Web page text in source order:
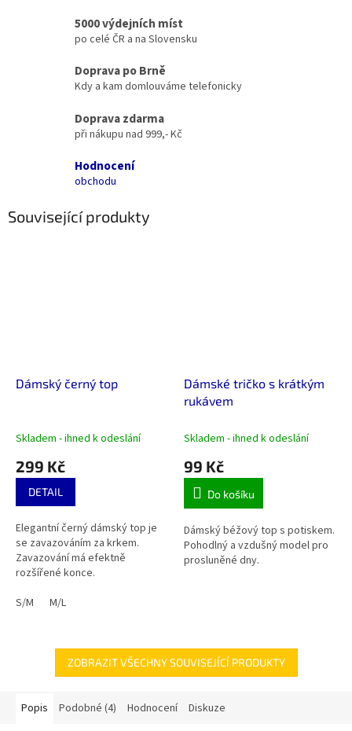
5000 výdejních míst
po celé ČR a na Slovensku
Doprava po Brně
Kdy a kam domlouváme telefonicky
Doprava zdarma
při nákupu nad 999,- Kč
Hodnocení
obchodu
Související produkty
Dámský černý top
Skladem - ihned k odeslání
299 Kč
DETAIL
Elegantní černý dámský top je
se zavazováním za krkem.
Zavazování má efektně
rozšířené konce.
S/M
M/L
Dámské tričko s krátkým
rukávem
Skladem - ihned k odeslání
99 Kč
Do košíku
Dámský béžový top s potiskem.
Pohodlný a vzdušný model pro
prosluněné dny.
ZOBRAZIT VŠECHNY SOUVISEJÍCÍ PRODUKTY
Popis Podobné (4) Hodnocení Diskuze